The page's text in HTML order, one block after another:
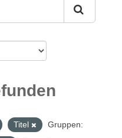
Titel
Gruppen: